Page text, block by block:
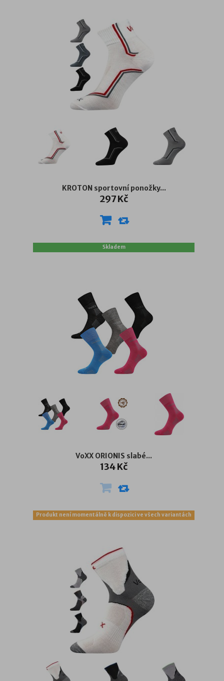
KROTON sportovní ponožky...
297 Kč
Skladem
VoXX ORIONIS slabé...
134 Kč
Produkt není momentálně k dispozici ve všech variantách